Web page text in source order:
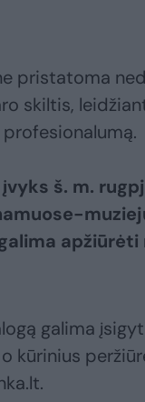
pristatoma
skiltis,
š. m.
apžiūrėti
galima
o kūrinius